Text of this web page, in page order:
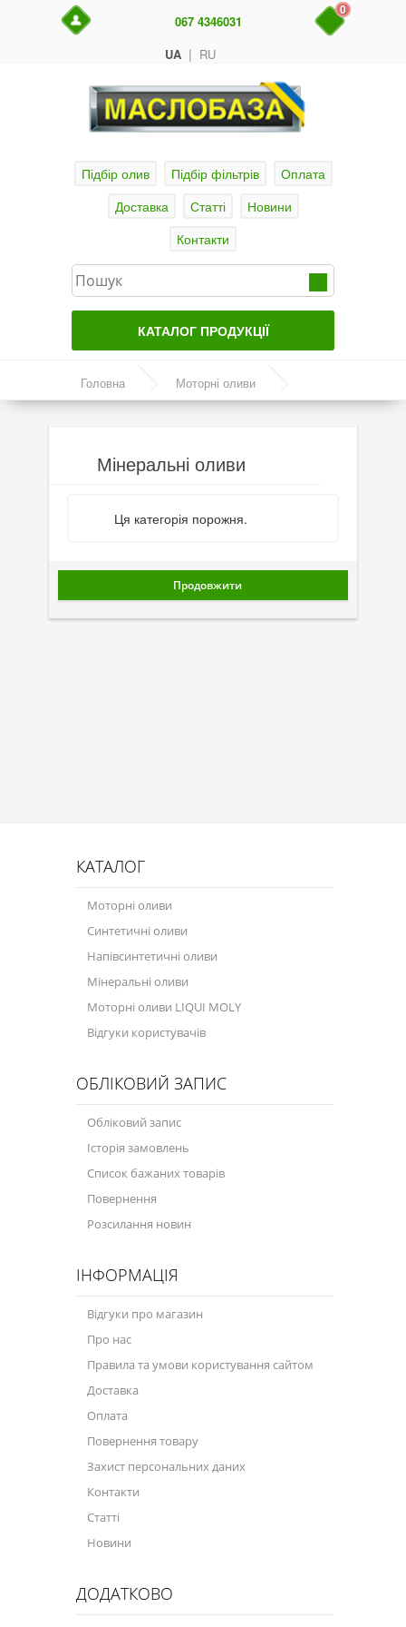
UA | RU
067 4346031
0
Підбір олив Підбір фільтрів
Оплата
Доставка
Статті
Новини
Контакти
КАТАЛОГ ПРОДУКЦІЇ
Актуальні продукти
Моторні оливи
Мінеральні оливи
Оливи з молібденом
Присадки до систем охолодження
Присадки в паливо
Автокосметика
Сервісні продукти
Обладнання
Догляд за кондиціонером
Профі-серія
Мастила
Спеціальні програми
Моторна олива для мотоцикла
Оливи для зброї
Оливи для моторів човнів
Продукція для саду
Технологічні рідини
Зимова програма
Головна Моторні оливи
Мінеральні оливи
Ця категорія порожня.
Продовжити
КАТАЛОГ
Моторні оливи
Синтетичні оливи
Напівсинтетичні оливи
Мінеральні оливи
Моторні оливи LIQUI MOLY
Відгуки користувачів
ОБЛІКОВИЙ ЗАПИС
Обліковий запис
Історія замовлень
Список бажаних товарів
Повернення
Розсилання новин
ІНФОРМАЦІЯ
Відгуки про магазин
Про нас
Правила та умови користування сайтом
Доставка
Оплата
Повернення товару
Захист персональних даних
Контакти
Статті
Новини
ДОДАТКОВО